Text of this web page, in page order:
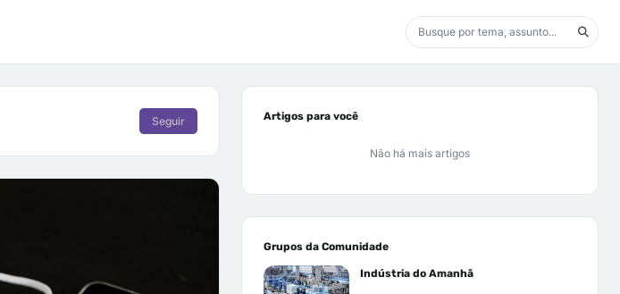
Seguir Artigos para você
Não há mais artigos
Grupos da Comunidade
Indústria do Amanhã